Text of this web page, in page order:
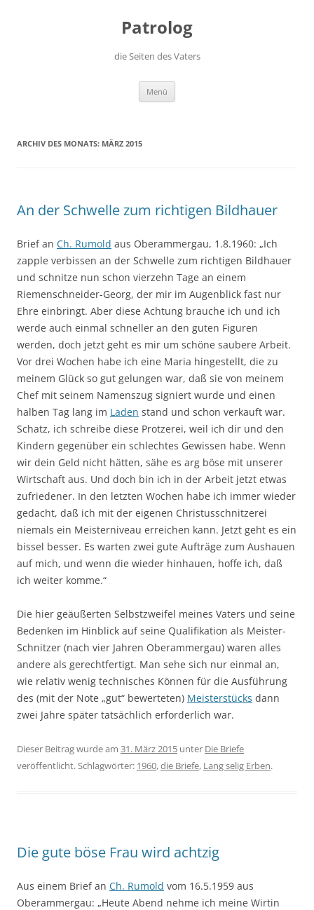
Patrolog
die Seiten des Vaters
Menü
ARCHIV DES MONATS: MÄRZ 2015
An der Schwelle zum richtigen Bildhauer
Brief an Ch. Rumold aus Oberammergau, 1.8.1960: „Ich
zapple verbissen an der Schwelle zum richtigen Bildhauer
und schnitze nun schon vierzehn Tage an einem
Riemenschneider-Georg, der mir im Augenblick fast nur
Ehre einbringt. Aber diese Achtung brauche ich und ich
werde auch einmal schneller an den guten Figuren
werden, doch jetzt geht es mir um schöne saubere Arbeit.
Vor drei Wochen habe ich eine Maria hingestellt, die zu
meinem Glück so gut gelungen war, daß sie von meinem
Chef mit seinem Namenszug signiert wurde und einen
halben Tag lang im Laden stand und schon verkauft war.
Schatz, ich schreibe diese Protzerei, weil ich dir und den
Kindern gegenüber ein schlechtes Gewissen habe. Wenn
wir dein Geld nicht hätten, sähe es arg böse mit unserer
Wirtschaft aus. Und doch bin ich in der Arbeit jetzt etwas
zufriedener. In den letzten Wochen habe ich immer wieder
gedacht, daß ich mit der eigenen Christusschnitzerei
niemals ein Meisterniveau erreichen kann. Jetzt geht es ein
bissel besser. Es warten zwei gute Aufträge zum Aushauen
auf mich, und wenn die wieder hinhauen, hoffe ich, daß
ich weiter komme.“
Die hier geäußerten Selbstzweifel meines Vaters und seine
Bedenken im Hinblick auf seine Qualifikation als Meister-
Schnitzer (nach vier Jahren Oberammergau) waren alles
andere als gerechtfertigt. Man sehe sich nur einmal an,
wie relativ wenig technisches Können für die Ausführung
des (mit der Note „gut“ bewerteten) Meisterstücks dann
zwei Jahre später tatsächlich erforderlich war.
Dieser Beitrag wurde am 31. März 2015 unter Die Briefe
veröffentlicht. Schlagwörter: 1960,die Briefe, Lang selig Erben.
Die gute böse Frau wird achtzig
Aus einem Brief an Ch. Rumold vom 16.5.1959 aus
Oberammergau: „Heute Abend nehme ich meine Wirtin